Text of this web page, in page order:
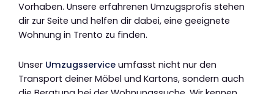
Vorhaben. Unsere erfahrenen Umzugsprofis stehen
dir zur Seite und helfen dir dabei, eine geeignete
Wohnung in Trento zu finden.
Unser Umzugsservice umfasst nicht nur den
Transport deiner Möbel und Kartons, sondern auch